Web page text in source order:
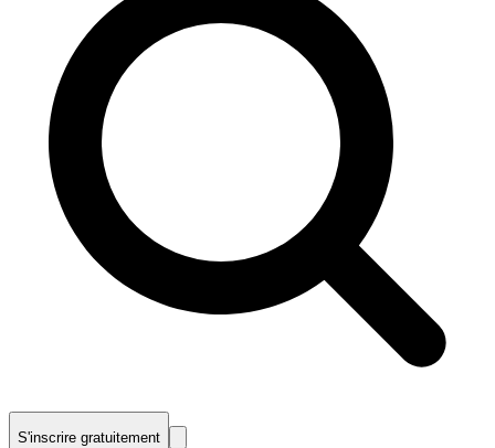
S'inscrire gratuitement